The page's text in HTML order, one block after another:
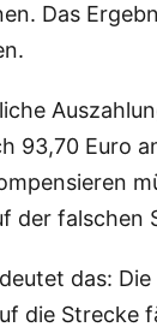
Das
93,70 Euro
der falschen
das:
die Strecke